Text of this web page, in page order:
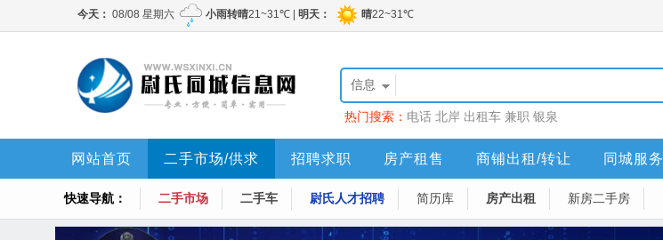
信息
热门搜索： 电话 北岸 出租车 兼职 银泉
网站首页 二手市场/供求 招聘求职 房产租售 商铺出租/转让 同城服务
快速导航： 二手市场 二手车 尉氏人才招聘 简历库 房产出租 新房二手房